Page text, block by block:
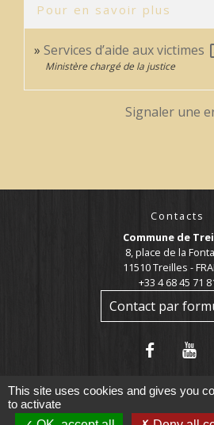
Pour en savoir plus
Services d’aide aux victimes
Ministère chargé de la justice
Signaler une
Contacts
Commune de
8, place de la
11510 Treilles -
+33 4 68 45 71
Contact par
This site uses cookies and gives you
to activate